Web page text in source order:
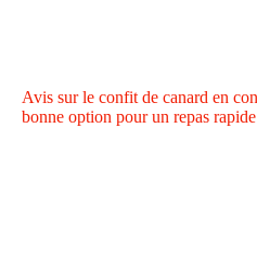
Avis sur le confit de canard en
bonne option pour un repas